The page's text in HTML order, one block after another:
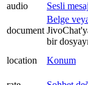
audio
Sesli mesaj
document
Belge
bir
location Konum